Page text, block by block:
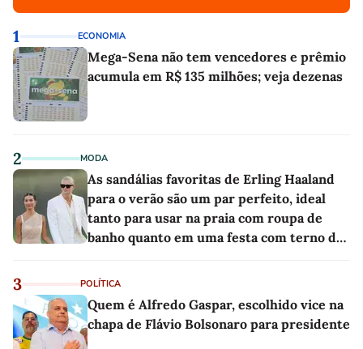
1 ECONOMIA
Mega-Sena não tem vencedores e prêmio
acumula em R$ 135 milhões; veja dezenas
2 MODA
As sandálias favoritas de Erling Haaland
para o verão são um par perfeito, ideal
tanto para usar na praia com roupa de
banho quanto em uma festa com terno de
3 POLÍTICA
Quem é Alfredo Gaspar, escolhido vice na
chapa de Flávio Bolsonaro para presidente